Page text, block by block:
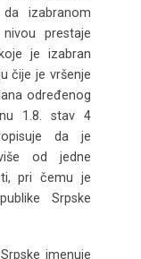
izabranom
prestaje
je izabran
čije je vršenje
određenog
1.8. stav 4
da je
od jedne
pri čemu je
Srpske
imenuje